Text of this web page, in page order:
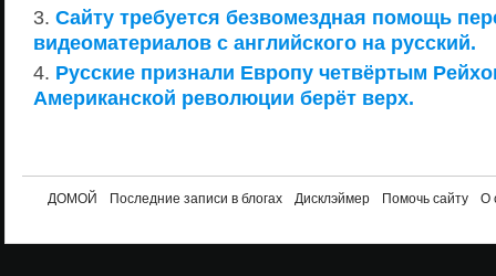
Сайту требуется безвомездная помощь
видеоматериалов с английского на русский.
Русские признали Европу четвёртым
Американской революции берёт верх.
ДОМОЙ Последние записи в блогах Дисклэймер Помочь сайту О